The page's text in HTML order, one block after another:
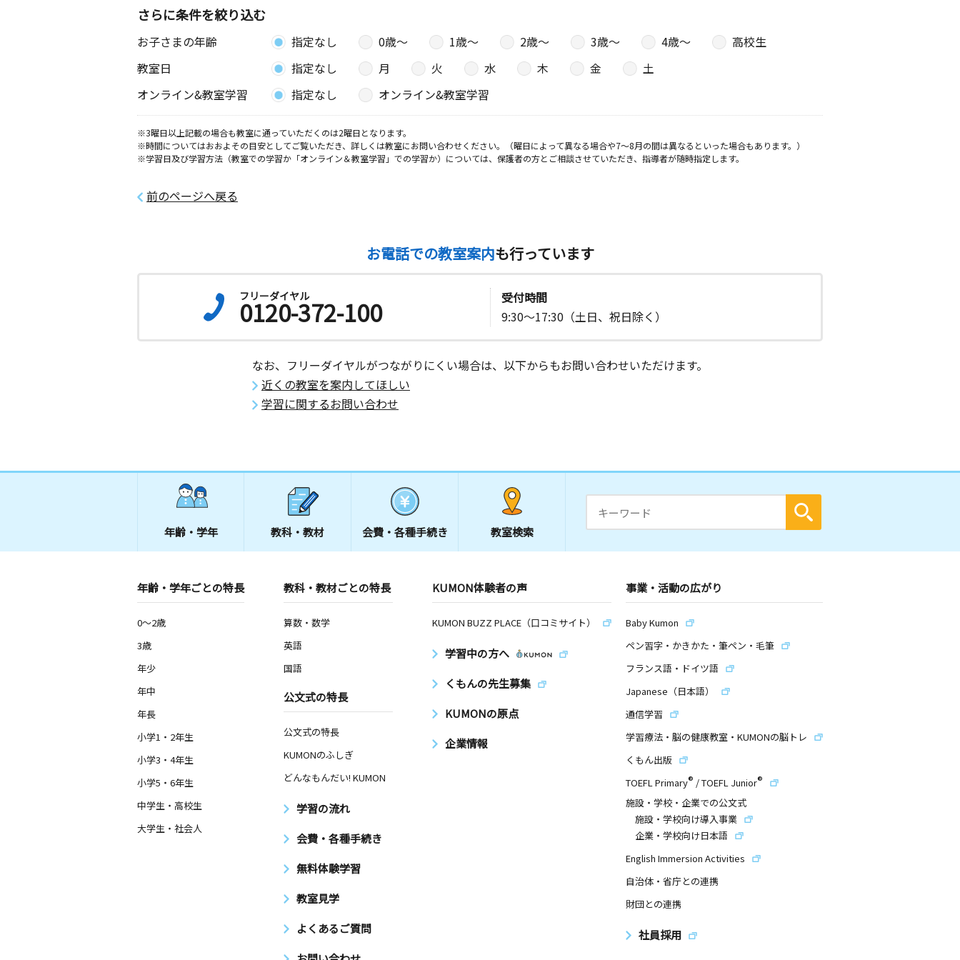
さらに条件を絞り込む
お子さまの年齢 指定なし 0歳〜 1歳〜 2歳〜 3歳〜 4歳〜
高校生
教室日
指定なし 月 火 水 木 金
土
オンライン&教室学習
指定なし オンライン&教室学習
※3曜日以上記載の場合も教室に通っていただくのは2曜日となります。
※時間についてはおおよその目安としてご覧いただき、詳しくは教室にお問い合わせください。（曜日によって異なる場合や7～8月の間は異なるといった場合もあります。）
※学習日及び学習方法（教室での学習か「オンライン＆教室学習」での学習か）については、保護者の方とご相談させていただき、指導者が随時指定します。
前のページへ戻る
お電話での教室案内も行っています
フリーダイヤル
0120-372-100
受付時間
9:30～17:30（土日、祝日除く）
なお、フリーダイヤルがつながりにくい場合は、以下からもお問い合わせいただけます。
近くの教室を案内してほしい
学習に関するお問い合わせ
年齢・学年 教科・教材 会費・ 各種手続き 教室検索
年齢・学年ごとの特長
0～2歳
3歳
年少
年中
年長
小学1・2年生
小学3・4年生
小学5・6年生
中学生・高校生
大学生・社会人
教科・教材ごとの特長
算数・数学
英語
国語
公文式の特長
公文式の特長
KUMONのふしぎ
どんなもんだい! KUMON
学習の流れ
会費・各種手続き
無料体験学習
教室見学
よくあるご質問
KUMON体験者の声
KUMON BUZZ PLACE（口コミサイト）
学習中の方へ
くもんの先生募集
KUMONの原点
企業情報
事業・活動の広がり
Baby Kumon
ペン習字・かきかた・筆ペン・毛筆
フランス語・ドイツ語
Japanese（日本語）
通信学習
学習療法・脳の健康教室・KUMONの脳トレ
くもん出版
TOEFL Primary® /TOEFL Junior®
施設・学校・企業での公文式
施設・学校向け導入事業
企業・学校向け日本語
English Immersion Activities
自治体・省庁との連携
財団との連携
社員採用